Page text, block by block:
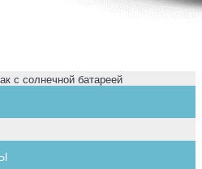
с солнечной батареей